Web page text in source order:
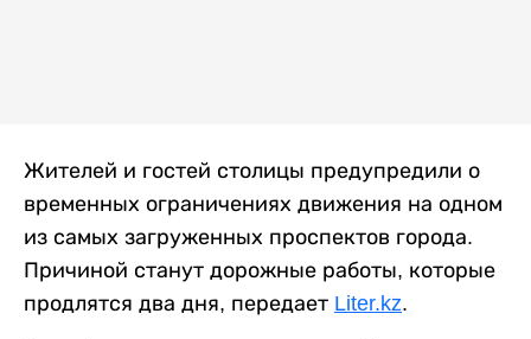
Жителей и гостей столицы предупредили о
временных ограничениях движения на одном
из самых загруженных проспектов города.
Причиной станут дорожные работы, которые
продлятся два дня, передает Liter.kz.